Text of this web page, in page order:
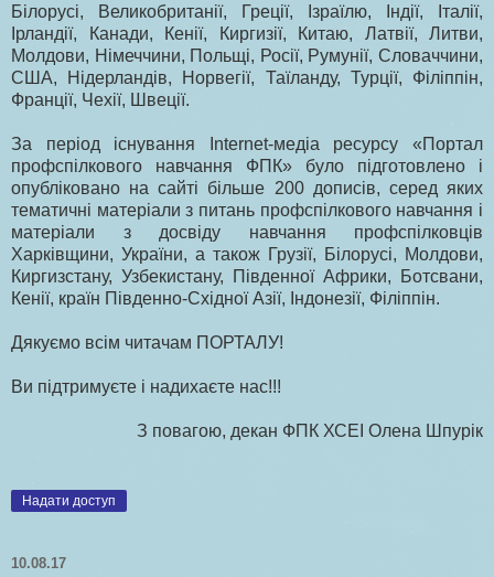
Білорусі, Великобританії, Греції, Ізраїлю, Індії, Італії,
Ірландії, Канади, Кенії, Киргизії, Китаю, Латвії, Литви,
Молдови, Німеччини, Польщі, Росії, Румунії, Словаччини,
США, Нідерландів, Норвегії, Таїланду, Турції, Філіппін,
Франції, Чехії, Швеції.
За період існування Internet-медіа ресурсу «Портал
профспілкового навчання ФПК» було підготовлено і
опубліковано на сайті більше 200 дописів, серед яких
тематичні матеріали з питань профспілкового навчання і
матеріали з досвіду навчання профспілковців
Харківщини, України, а також Грузії, Білорусі, Молдови,
Киргизстану, Узбекистану, Південної Африки, Ботсвани,
Кенії, країн Південно-Східної Азії, Індонезії, Філіппін.
Дякуємо всім читачам ПОРТАЛУ!
Ви підтримуєте і надихаєте нас!!!
З повагою, декан ФПК ХСЕІ Олена Шпурік
Надати доступ
10.08.17